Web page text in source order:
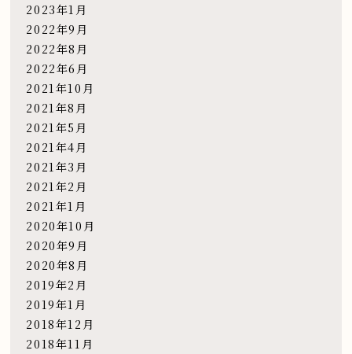
2023年1月
2022年9月
2022年8月
2022年6月
2021年10月
2021年8月
2021年5月
2021年4月
2021年3月
2021年2月
2021年1月
2020年10月
2020年9月
2020年8月
2019年2月
2019年1月
2018年12月
2018年11月